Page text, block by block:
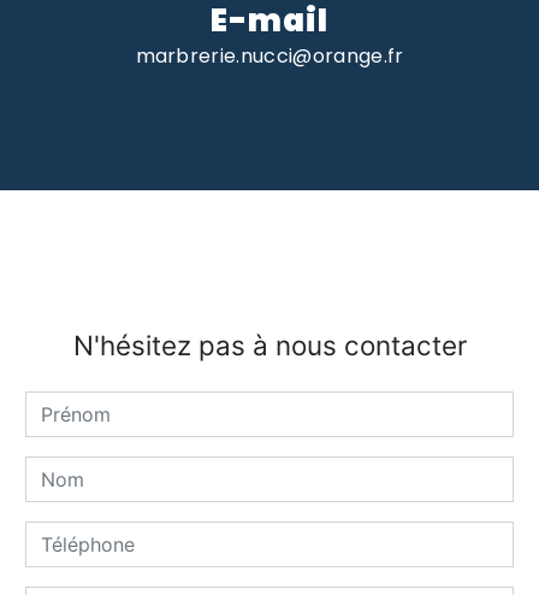
E-mail
marbrerie.nucci@orange.fr
N'hésitez pas à nous contacter